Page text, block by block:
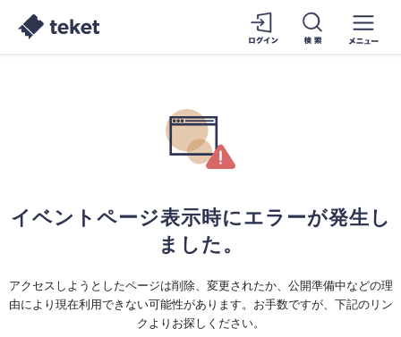
イベントページ表示時にエラーが発生し
ました。
アクセスしようとしたページは削除、変更されたか、公開準備中などの理
由により現在利用できない可能性があります。お手数ですが、下記のリン
クよりお探しください。